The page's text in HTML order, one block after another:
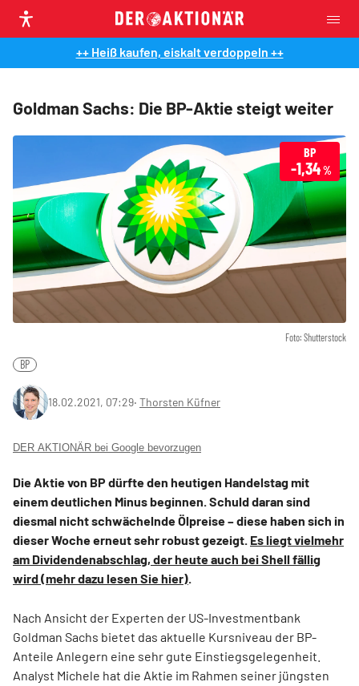
++ Heiß kaufen, eiskalt verdoppeln ++
Goldman Sachs: Die BP-Aktie steigt weiter
Foto: Shutterstock
BP
-1,34%
BP
18.02.2021, 07:29‧ Thorsten Küfner
DER AKTIONÄR bei Google bevorzugen
Die Aktie von BP dürfte den heutigen Handelstag mit
einem deutlichen Minus beginnen. Schuld daran sind
diesmal nicht schwächelnde Ölpreise – diese haben sich in
dieser Woche erneut sehr robust gezeigt. Es liegt vielmehr
am Dividendenabschlag, der heute auch bei Shell fällig
wird (mehr dazu lesen Sie hier).
Nach Ansicht der Experten der US-Investmentbank
Goldman Sachs bietet das aktuelle Kursniveau der BP-
Anteile Anlegern eine sehr gute Einstiegsgelegenheit.
Analyst Michele hat die Aktie im Rahmen seiner jüngsten